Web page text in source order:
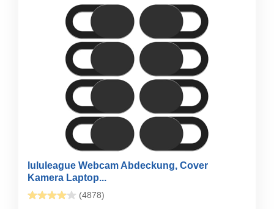
lululeague Webcam Abdeckung, Cover
Kamera Laptop...
(4878)